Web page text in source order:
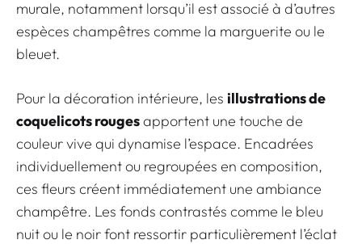
murale, notamment lorsqu’il est associé à d’autres
espèces champêtres comme la marguerite ou le
bleuet.
Pour la décoration intérieure, les illustrations de
coquelicots rougesapportent une touche de
couleur vive qui dynamise l’espace. Encadrées
individuellement ou regroupées en composition,
ces fleurs créent immédiatement une ambiance
champêtre. Les fonds contrastés comme le bleu
nuit ou le noir font ressortir particulièrement l’éclat